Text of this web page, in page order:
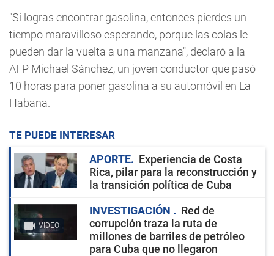
"Si logras encontrar gasolina, entonces pierdes un
tiempo maravilloso esperando, porque las colas le
pueden dar la vuelta a una manzana", declaró a la
AFP Michael Sánchez, un joven conductor que pasó
10 horas para poner gasolina a su automóvil en La
Habana.
TE PUEDE INTERESAR
APORTE
Experiencia de Costa
Rica, pilar para la reconstrucción y
la transición política de Cuba
VIDEO
INVESTIGACIÓN
Red de
corrupción traza la ruta de
millones de barriles de petróleo
para Cuba que no llegaron